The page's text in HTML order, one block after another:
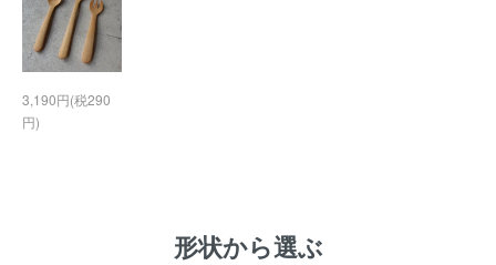
3,190円(税290
円)
形状から選ぶ